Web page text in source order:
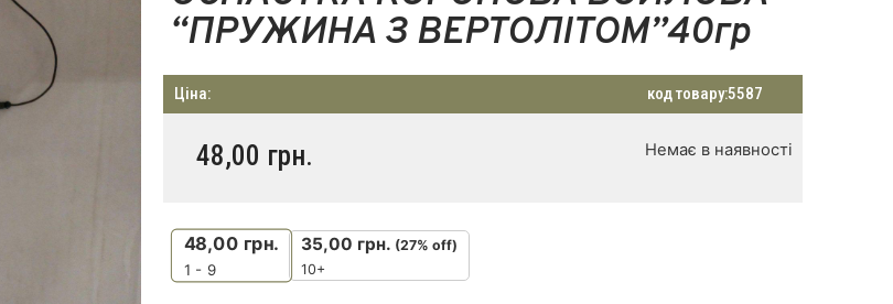
“ПРУЖИНА З ВЕРТОЛІТОМ”40гр
Ціна: код товару:5587
48,00 грн. Немає в наявності
48,00 грн.
1 - 9
35,00 грн. (27% off)
10+